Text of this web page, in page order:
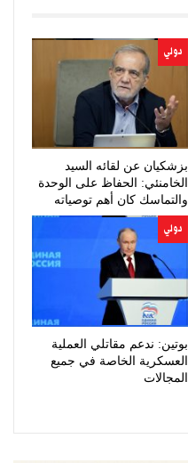
دولي
بزشكيان عن لقائه السيد
الخامنئي: الحفاظ على الوحدة
والتماسك كان أهم توصياته
دولي
بوتين: ندعم مقاتلي العملية
العسكرية الخاصة في جميع
المجالات